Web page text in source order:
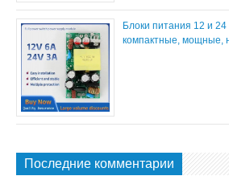
Блоки питания 12 и 24
компактные, мощные,
Последние комментарии